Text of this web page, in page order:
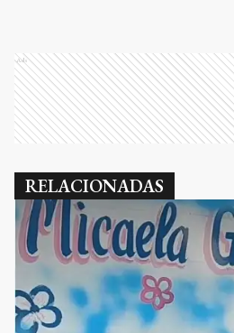
Ads
RELACIONADAS